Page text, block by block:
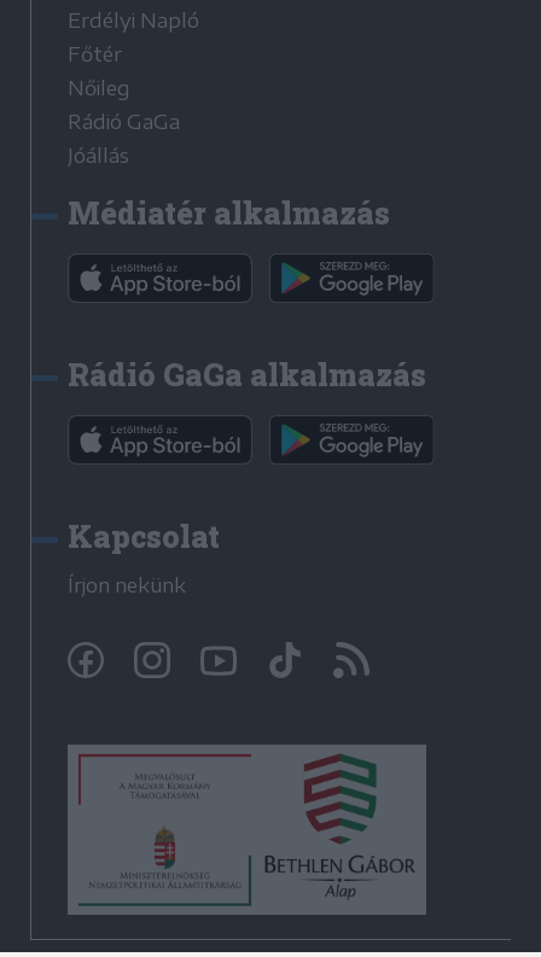
Erdélyi Napló
Főtér
Nőileg
Rádió GaGa
Jóállás
Médiatér alkalmazás
Rádió GaGa alkalmazás
Kapcsolat
Írjon nekünk